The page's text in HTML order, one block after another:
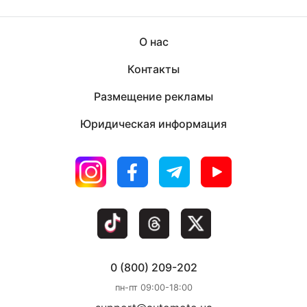
О нас
Контакты
Размещение рекламы
Юридическая информация
0 (800) 209-202
пн-пт 09:00-18:00